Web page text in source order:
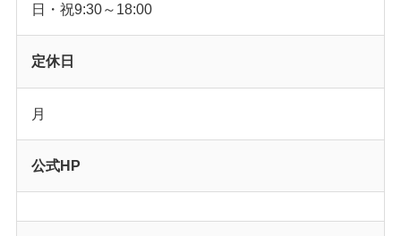
日・祝9:30～18:00
定休日
月
公式HP